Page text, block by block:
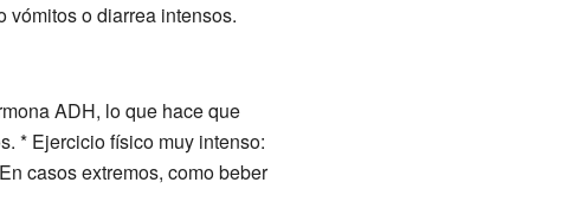
vómitos o diarrea intensos.
ADH, lo que hace que
* Ejercicio físico muy intenso:
casos extremos, como beber